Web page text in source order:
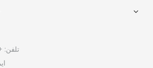
تلفن: +86-577-